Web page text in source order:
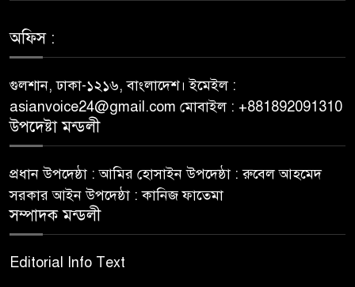
Games, Revamped Bonuses
and Mobile Upgrades
৭
৮
Top 9 Reasons to Choose
Next Gaming Adventure
৯
অফিস :
গুলশান, ঢাকা-১২১৬, বাংলাদেশ। ইমেইল :
asianvoice24@gmail.com মোবাইল : +881892091310
উপদেষ্টা মন্ডলী
প্রধান উপদেষ্ঠা : আমির হোসাইন উপদেষ্ঠা : রুবেল আহমেদ
সরকার আইন উপদেষ্ঠা : কানিজ ফাতেমা
সম্পাদক মন্ডলী
Editorial Info Text